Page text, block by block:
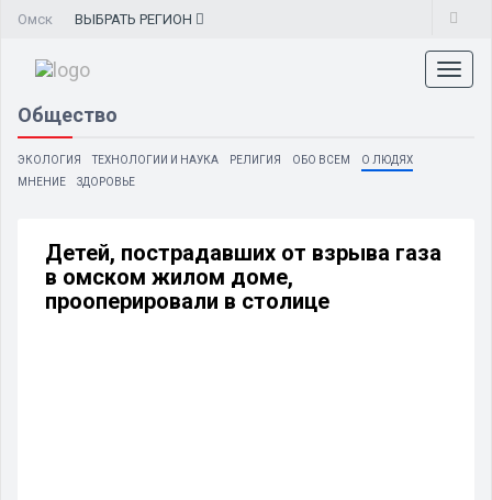
Омск ВЫБРАТЬ РЕГИОН
Общество
ЭКОЛОГИЯ ТЕХНОЛОГИИ И НАУКА РЕЛИГИЯ ОБО ВСЕМ
О ЛЮДЯХ
МНЕНИЕ
ЗДОРОВЬЕ
Детей, пострадавших от взрыва газа
в омском жилом доме,
прооперировали в столице